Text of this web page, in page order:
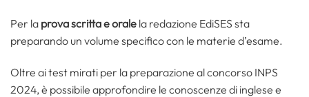
Per la prova scritta e orale la redazione EdiSES sta
preparando un volume specifico con le materie d’esame.
Oltre ai test mirati per la preparazione al concorso INPS
2024, è possibile approfondire le conoscenze di inglese e